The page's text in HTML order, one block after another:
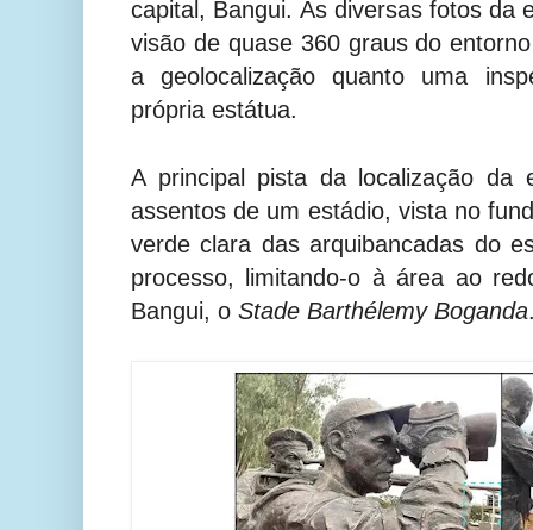
capital, Bangui. As diversas fotos da
visão de quase 360 graus do
a geolocalização quanto uma
própria estátua.
A principal pista da localização da
assentos de um estádio, vista no
verde clara das arquibancadas do
processo, limitando-o à área ao
Bangui, o Stade Barthélemy Boganda